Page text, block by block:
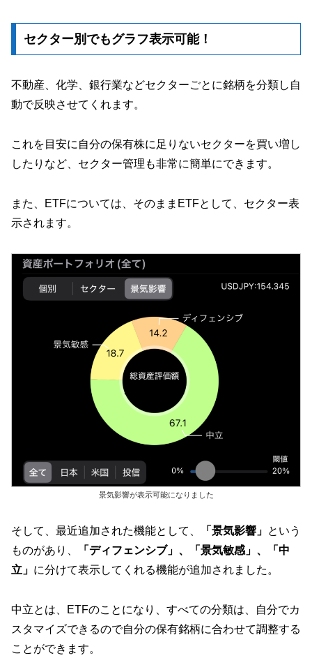
セクター別でもグラフ表示可能！
不動産、化学、銀行業などセクターごとに銘柄を分類し自
動で反映させてくれます。
これを目安に自分の保有株に足りないセクターを買い増し
したりなど、セクター管理も非常に簡単にできます。
また、ETFについては、そのままETFとして、セクター表
示されます。
景気影響が表示可能になりました
そして、最近追加された機能として、 「景気影響」 という
ものがあり、
「ディフェンシブ」、「景気敏感」、「中
立」 に分けて表示してくれる機能が追加されました。
中立とは、ETFのことになり、すべての分類は、自分でカ
スタマイズできるので自分の保有銘柄に合わせて調整する
ことができます。